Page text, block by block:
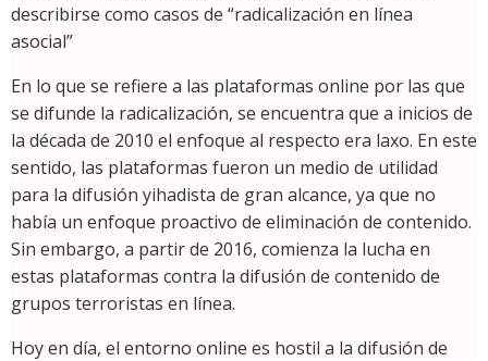
describirse como casos de “radicalización en línea
asocial”
En lo que se refiere a las plataformas online por las que
se difunde la radicalización, se encuentra que a inicios de
la década de 2010 el enfoque al respecto era laxo. En este
sentido, las plataformas fueron un medio de utilidad
para la difusión yihadista de gran alcance, ya que no
había un enfoque proactivo de eliminación de contenido.
Sin embargo, a partir de 2016, comienza la lucha en
estas plataformas contra la difusión de contenido de
grupos terroristas en línea.
Hoy en día, el entorno online es hostil a la difusión de